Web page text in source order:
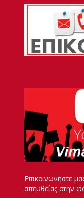
Επικοινωνήστε
απευθείας στην